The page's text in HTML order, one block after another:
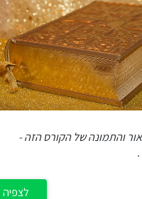
והתמונה של הקורס הזה -
לצפיה